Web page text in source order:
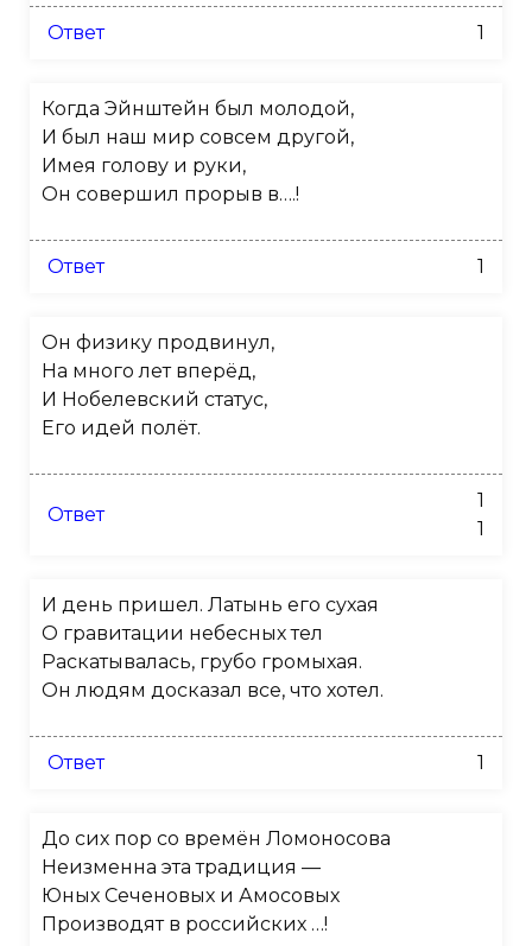
Ответ 1
Когда Эйнштейн был молодой,
И был наш мир совсем другой,
Имея голову и руки,
Он совершил прорыв в….!
Ответ 1
Он физику продвинул,
На много лет вперёд,
И Нобелевский статус,
Его идей полёт.
Ответ
1
1
И день пришел. Латынь его сухая
О гравитации небесных тел
Раскатывалась, грубо громыхая.
Он людям досказал все, что хотел.
Ответ 1
До сих пор со времён Ломоносова
Неизменна эта традиция —
Юных Сеченовых и Амосовых
Производят в российских …!